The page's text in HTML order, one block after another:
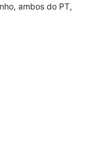
ambos do PT,